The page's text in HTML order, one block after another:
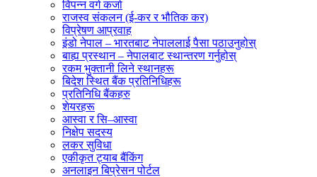
विपन्न वर्ग कर्जा
राजस्व संकलन (ई-कर र भौतिक कर)
विप्रेषण आप्रवाह
इंडो नेपाल – भारतबाट नेपाललाई पैसा पठाउनुहोस्
बाह्य प्रस्थान – नेपालबाट स्थान्तरण गर्नुहोस्
रकम भुक्तानी लिने स्थानहरू
बिदेश स्थित बैंक प्रतिनिधिहरू
प्रतिनिधि बैंकहरु
शेयरहरू
आस्वा र सि–आस्वा
निक्षेप सदस्य
लकर सुविधा
एकीकृत ट्याब बैंकिंग
अनलाइन बिप्रेसन पोर्टल